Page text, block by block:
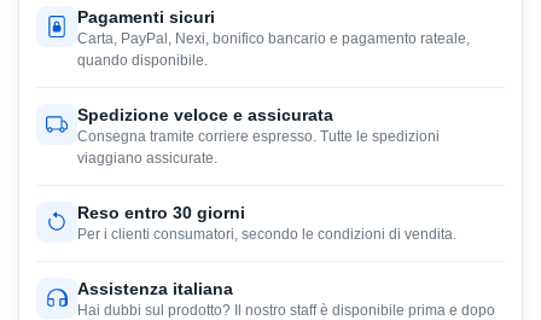
Pagamenti sicuri
Carta, PayPal, Nexi, bonifico bancario e pagamento rateale,
quando disponibile.
Spedizione veloce e assicurata
Consegna tramite corriere espresso. Tutte le spedizioni
viaggiano assicurate.
Reso entro 30 giorni
Per i clienti consumatori, secondo le condizioni di vendita.
Assistenza italiana
Hai dubbi sul prodotto? Il nostro staff è disponibile prima e dopo